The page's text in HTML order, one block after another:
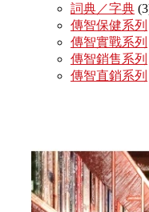
詞典／字典
傳智保健系列
傳智實戰系列
傳智銷售系列
傳智直銷系列